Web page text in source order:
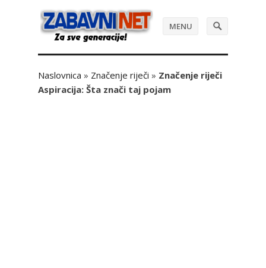
MENU
Naslovnica » Značenje riječi » Značenje riječi
Aspiracija: Šta znači taj pojam